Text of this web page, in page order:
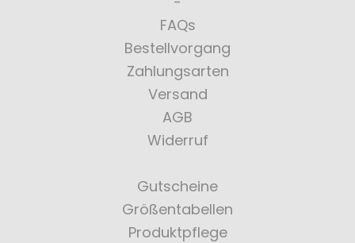
FAQs
Bestellvorgang
Zahlungsarten
Versand
AGB
Widerruf
Gutscheine
Größentabellen
Produktpflege